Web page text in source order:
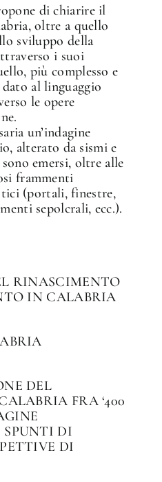
di chiarire il
oltre a quello
sviluppo della
i suoi
più complesso e
al linguaggio
le opere
un’indagine
alterato da sismi e
emersi, oltre alle
frammenti
(portali, finestre,
sepolcrali, ecc.).
RINASCIMENTO
IN CALABRIA
DEL
FRA ‘400
SPUNTI DI
DI